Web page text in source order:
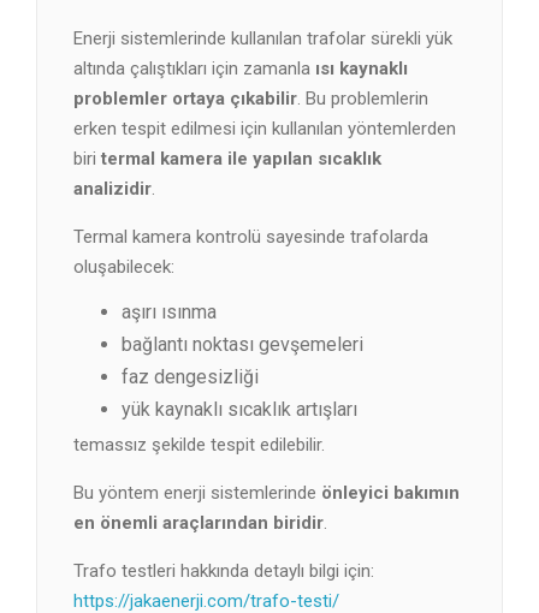
Enerji sistemlerinde kullanılan trafolar sürekli yük
altında çalıştıkları için zamanla ısı kaynaklı
problemler ortaya çıkabilir. Bu problemlerin
erken tespit edilmesi için kullanılan yöntemlerden
biri termal kamera ile yapılan sıcaklık
analizidir.
Termal kamera kontrolü sayesinde trafolarda
oluşabilecek:
aşırı ısınma
bağlantı noktası gevşemeleri
faz dengesizliği
yük kaynaklı sıcaklık artışları
temassız şekilde tespit edilebilir.
Bu yöntem enerji sistemlerinde önleyici bakımın
en önemli araçlarından biridir.
Trafo testleri hakkında detaylı bilgi için:
https://jakaenerji.com/trafo-testi/